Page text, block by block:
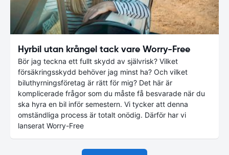
Hyrbil utan krångel tack vare Worry-Free
Bör jag teckna ett fullt skydd av självrisk? Vilket
försäkringsskydd behöver jag minst ha? Och vilket
biluthyrningsföretag är rätt för mig? Det här är
komplicerade frågor som du måste få besvarade när du
ska hyra en bil inför semestern. Vi tycker att denna
omständliga process är totalt onödig. Därför har vi
lanserat Worry-Free